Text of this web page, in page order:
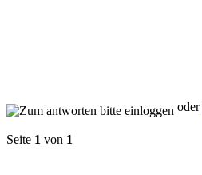
oder
Seite 1 von 1